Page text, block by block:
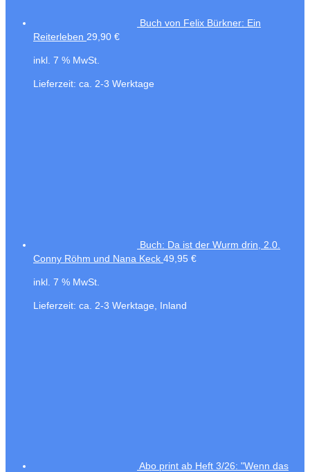
Buch von Felix Bürkner: Ein
Reiterleben 29,90 €
inkl. 7 % MwSt.
Lieferzeit: ca. 2-3 Werktage
Buch: Da ist der Wurm drin, 2.0.
Conny Röhm und Nana Keck 49,95 €
inkl. 7 % MwSt.
Lieferzeit: ca. 2-3 Werktage, Inland
Abo print ab Heft 3/26: "Wenn das